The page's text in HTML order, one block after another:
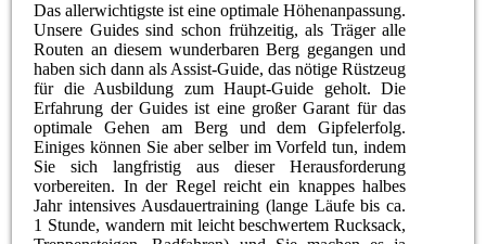
Das allerwichtigste ist eine optimale Höhenanpassung.
Unsere Guides sind schon frühzeitig, als Träger alle
Routen an diesem wunderbaren Berg gegangen und
haben sich dann als Assist-Guide, das nötige Rüstzeug
für die Ausbildung zum Haupt-Guide geholt. Die
Erfahrung der Guides ist eine großer Garant für das
optimale Gehen am Berg und dem Gipfelerfolg.
Einiges können Sie aber selber im Vorfeld tun, indem
Sie sich langfristig aus dieser Herausforderung
vorbereiten. In der Regel reicht ein knappes halbes
Jahr intensives Ausdauertraining (lange Läufe bis ca.
1 Stunde, wandern mit leicht beschwertem Rucksack,